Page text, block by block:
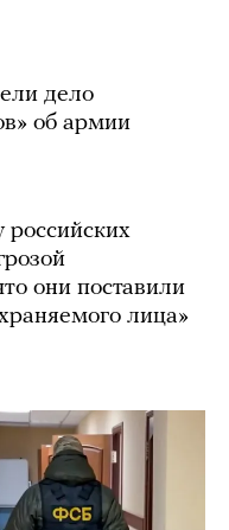
дело
об армии
они поставили
лица»